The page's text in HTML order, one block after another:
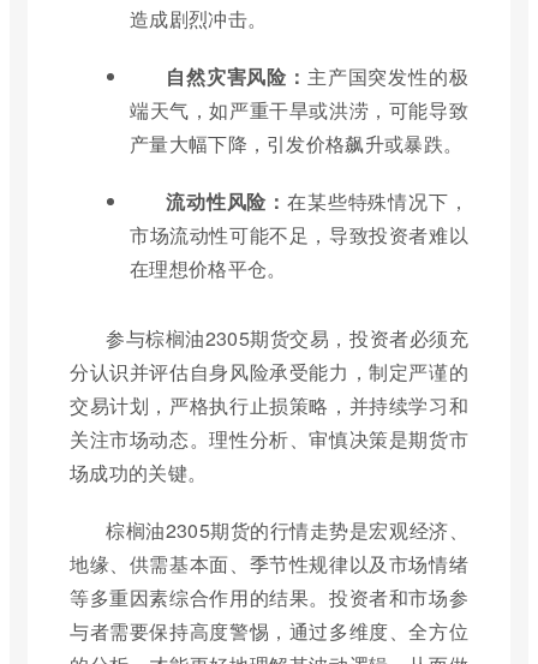
造成剧烈冲击。
自然灾害风险： 主产国突发性的极
端天气，如严重干旱或洪涝，可能导致
产量大幅下降，引发价格飙升或暴跌。
流动性风险：在某些特殊情况下，
市场流动性可能不足，导致投资者难以
在理想价格平仓。
参与棕榈油2305期货交易，投资者必须充
分认识并评估自身风险承受能力，制定严谨的
交易计划，严格执行止损策略，并持续学习和
关注市场动态。理性分析、审慎决策是期货市
场成功的关键。
棕榈油2305期货的行情走势是宏观经济、
地缘、供需基本面、季节性规律以及市场情绪
等多重因素综合作用的结果。投资者和市场参
与者需要保持高度警惕，通过多维度、全方位